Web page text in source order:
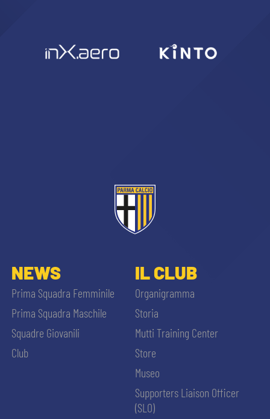
NEWS
Prima Squadra Femminile
Prima Squadra Maschile
Squadre Giovanili
Club
IL CLUB
Organigramma
Storia
Mutti Training Center
Store
Museo
Supporters Liaison Officer
(SLO)